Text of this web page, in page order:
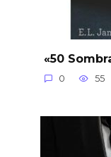
«50
0 55